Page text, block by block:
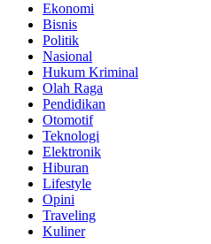
Ekonomi
Bisnis
Politik
Nasional
Hukum Kriminal
Olah Raga
Pendidikan
Otomotif
Teknologi
Elektronik
Hiburan
Lifestyle
Opini
Traveling
Kuliner